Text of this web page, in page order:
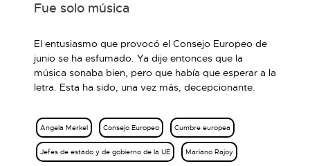
Fue solo música
El entusiasmo que provocó el Consejo Europeo de
junio se ha esfumado. Ya dije entonces que la
música sonaba bien, pero que había que esperar a la
letra. Esta ha sido, una vez más, decepcionante.
Angela Merkel Consejo Europeo Cumbre europea
Jefes de estado y de gobierno de la UE Mariano Rajoy